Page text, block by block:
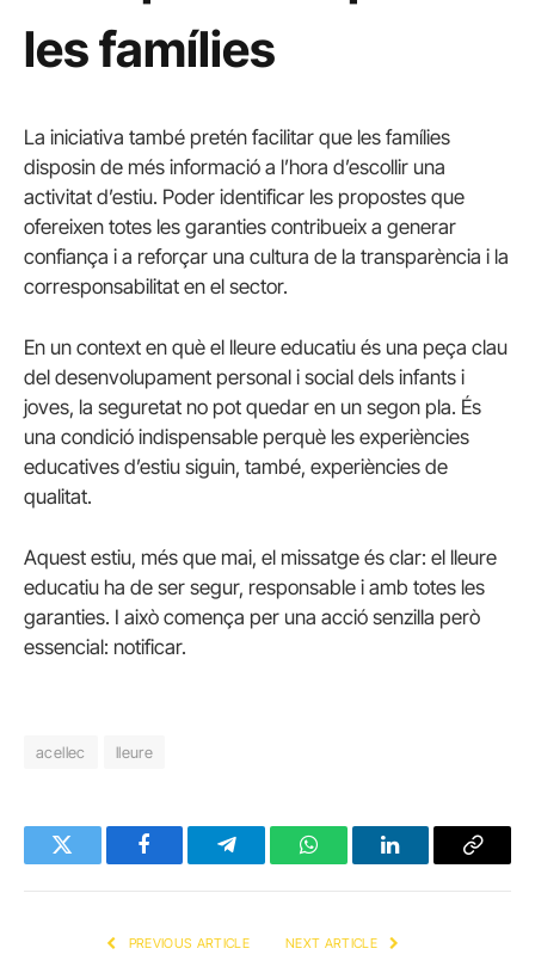
les famílies
La iniciativa també pretén facilitar que les famílies
disposin de més informació a l’hora d’escollir una
activitat d’estiu. Poder identificar les propostes que
ofereixen totes les garanties contribueix a generar
confiança i a reforçar una cultura de la transparència i la
corresponsabilitat en el sector.
En un context en què el lleure educatiu és una peça clau
del desenvolupament personal i social dels infants i
joves, la seguretat no pot quedar en un segon pla. És
una condició indispensable perquè les experiències
educatives d’estiu siguin, també, experiències de
qualitat.
Aquest estiu, més que mai, el missatge és clar: el lleure
educatiu ha de ser segur, responsable i amb totes les
garanties. I això comença per una acció senzilla però
essencial: notificar.
acellec lleure
Twitter FacebookTelegramWhatsAppLinkedInCopy
PREVIOUS ARTICLE NEXT ARTICLE